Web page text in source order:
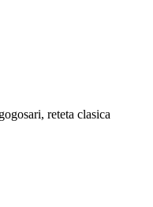
reteta clasica